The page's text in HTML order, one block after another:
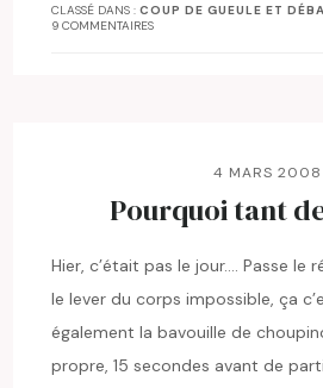
CLASSÉ DANS :COUP DE GUEULE ET
9 COMMENTAIRES
4 MARS 2008
Pourquoi tant
Hier, c’était pas le jour…. Passe le
le lever du corps impossible, ça
également la bavouille de
propre, 15 secondes avant de